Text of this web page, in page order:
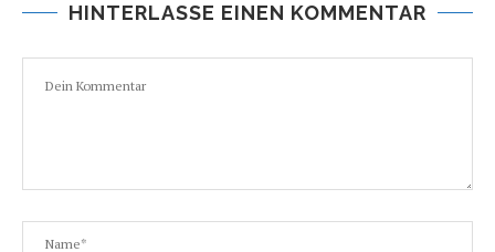
HINTERLASSE EINEN KOMMENTAR